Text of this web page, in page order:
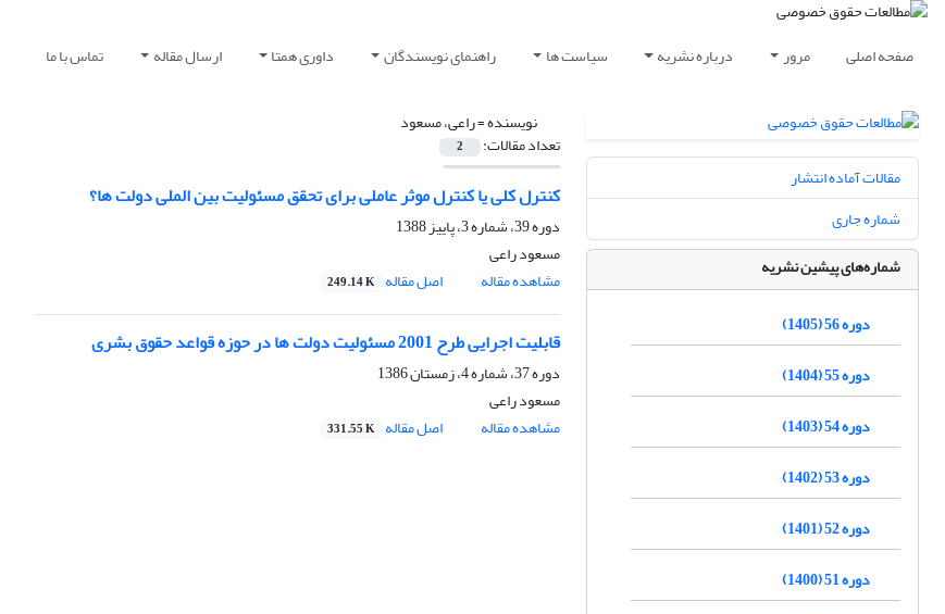
صفحه اصلی مرور درباره نشریه سیاست ها راهنمای نویسندگان داوری همتا ارسال مقاله تماس با ما
نویسنده =راعی، مسعود
تعداد مقالات: 2
کنترل کلی یا کنترل موثر عاملی برای تحقق مسئولیت بین الملی دولت ها؟
دوره 39، شماره 3، پاییز 1388
مسعود راعی
مشاهده مقاله
اصل مقاله 249.14 K
قابلیت اجرایی طرح 2001 مسئولیت دولت ها در حوزه قواعد حقوق بشری
دوره 37، شماره 4، زمستان 1386
مسعود راعی
مشاهده مقاله
اصل مقاله 331.55 K
مقالات آماده انتشار
شماره جاری
شماره‌های پیشین نشریه
دوره 56 (1405)
دوره 55 (1404)
دوره 54 (1403)
دوره 53 (1402)
دوره 52 (1401)
دوره 51 (1400)